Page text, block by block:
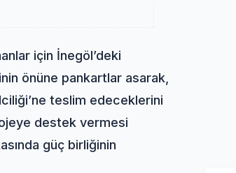
için İnegöl’deki
önüne pankartlar asarak,
teslim edeceklerini
destek vermesi
güç birliğinin